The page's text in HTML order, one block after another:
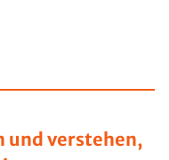
und verstehen,